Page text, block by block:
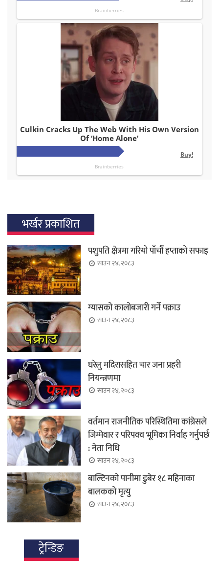
भर्खर प्रकाशित
पशुपति क्षेत्रमा गरियो पाँचौँ हप्ताको सफाइ
साउन २४, २०८३
ग्यासको कालोबजारी गर्ने पक्राउ
साउन २४, २०८३
घरेलु मदिरासहित चार जना प्रहरी
नियन्त्रणमा
साउन २४, २०८३
वर्तमान राजनीतिक परिस्थितिमा कांग्रेसले
जिम्मेवार र परिपक्व भूमिका निर्वाह गर्नुपर्छ
: नेता निधि
साउन २४, २०८३
बाल्टिनको पानीमा डुबेर १८ महिनाका
बालकको मृत्यु
साउन २४, २०८३
ट्रेन्डिङ